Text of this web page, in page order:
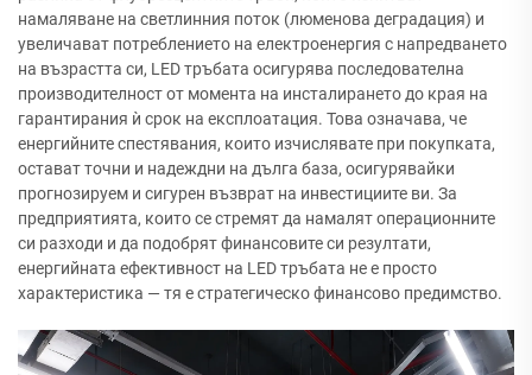
намаляване на светлинния поток (люменова деградация) и
увеличават потреблението на електроенергия с напредването
на възрастта си, LED тръбата осигурява последователна
производителност от момента на инсталирането до края на
гарантирания ѝ срок на експлоатация. Това означава, че
енергийните спестявания, които изчислявате при покупката,
остават точни и надеждни на дълга база, осигурявайки
прогнозируем и сигурен възврат на инвестициите ви. За
предприятията, които се стремят да намалят операционните
си разходи и да подобрят финансовите си резултати,
енергийната ефективност на LED тръбата не е просто
характеристика — тя е стратегическо финансово предимство.